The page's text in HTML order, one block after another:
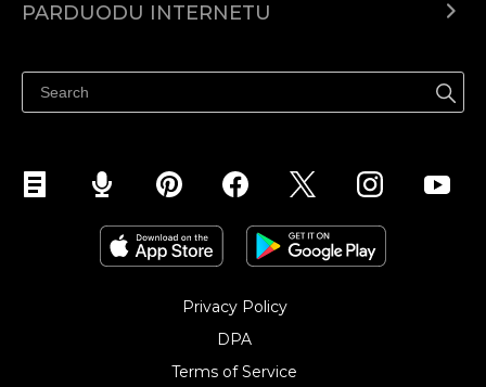
Kainodara
PARDUODU INTERNETU
Parduodu Facebook
Parduodu Instagram
Privacy Policy
DPA
Terms of Service